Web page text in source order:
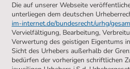
Die auf unserer Webseite
unterliegen dem deutschen
im-internet.de/bundesrecht/urhg/
Vervielfältigung, Bearbeitung,
Verwertung des geistigen Eigentums
Sicht des Urhebers außerhalb der
bedürfen der vorherigen schriftlichen